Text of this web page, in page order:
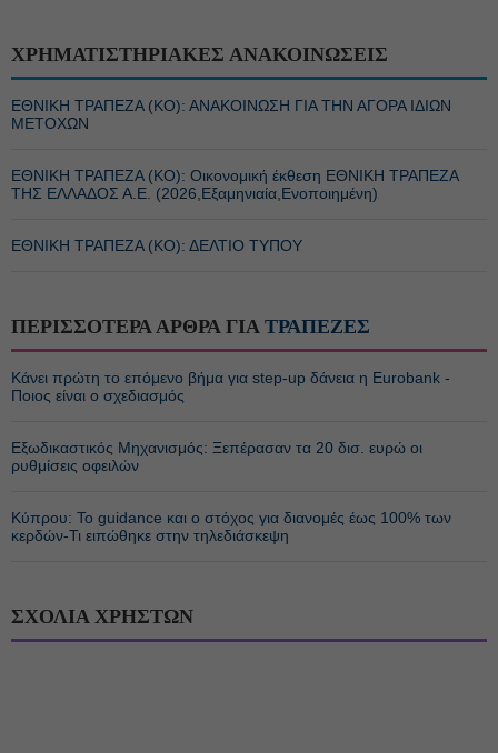
ΧΡΗΜΑΤΙΣΤΗΡΙΑΚΕΣ ΑΝΑΚΟΙΝΩΣΕΙΣ
ΕΘΝΙΚΗ ΤΡΑΠΕΖΑ (KO): ΑΝΑΚΟΙΝΩΣΗ ΓΙΑ ΤΗΝ ΑΓΟΡΑ ΙΔΙΩΝ
ΜΕΤΟΧΩΝ
ΕΘΝΙΚΗ ΤΡΑΠΕΖΑ (KO): Οικονομική έκθεση ΕΘΝΙΚΗ ΤΡΑΠΕΖΑ
ΤΗΣ ΕΛΛΑΔΟΣ Α.Ε. (2026,Εξαμηνιαία,Ενοποιημένη)
ΕΘΝΙΚΗ ΤΡΑΠΕΖΑ (KO): ΔΕΛΤΙΟ ΤΥΠΟΥ
ΠΕΡΙΣΣΟΤΕΡΑ ΑΡΘΡΑ ΓΙΑ ΤΡΑΠΕΖΕΣ
Κάνει πρώτη το επόμενο βήμα για step-up δάνεια η Eurobank -
Ποιος είναι ο σχεδιασμός
Εξωδικαστικός Μηχανισμός: Ξεπέρασαν τα 20 δισ. ευρώ οι
ρυθμίσεις οφειλών
Κύπρου: Το guidance και ο στόχος για διανομές έως 100% των
κερδών-Τι ειπώθηκε στην τηλεδιάσκεψη
ΣΧΟΛΙΑ ΧΡΗΣΤΩΝ